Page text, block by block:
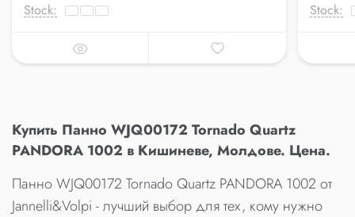
Stock: Stock:
Купить Панно WJQ00172 Tornado Quartz
PANDORA 1002 в Кишиневе, Молдове. Цена.
Панно WJQ00172 Tornado Quartz PANDORA 1002 от
Jannelli&Volpi - лучший выбор для тех, кому нужно